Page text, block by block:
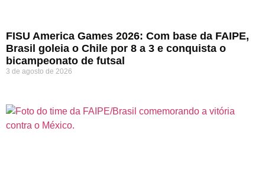
FISU America Games 2026: Com base da FAIPE,
Brasil goleia o Chile por 8 a 3 e conquista o
bicampeonato de futsal
3 de agosto de 2026